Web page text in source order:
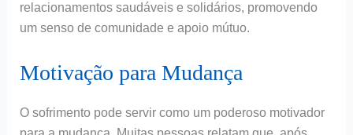
relacionamentos saudáveis e solidários, promovendo
um senso de comunidade e apoio mútuo.
Motivação para Mudança
O sofrimento pode servir como um poderoso motivador